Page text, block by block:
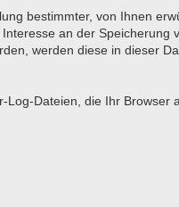
bestimmter, von Ihnen
an der
werden diese in dieser
Dateien, die Ihr Browser